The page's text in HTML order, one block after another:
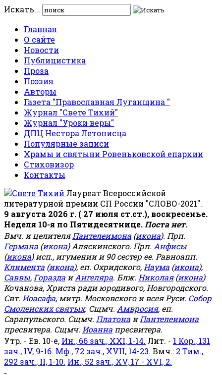
Искать...
Главная
О сайте
Новости
Публицистика
Проза
Поэзия
Авторы
Газета "Православная Луганщина "
Журнал "Свете Тихий"
Журнал "Уроки веры"
ДПЦ Нестора Летописца
Популярные записи
Храмы и святыни Ровеньковской епархии
Стиховизор
Контакты
Лауреат Всероссийской
литературной премии СП России "СЛОВО-2021".
9 августа 2026 г. ( 27 июля ст.ст.), воскресенье.
Неделя 10-я по Пятидесятнице. Поста нет.
Вмч. и целителяПантелеимона (икона). Прп.
Германа (икона) Аляскинского. Прп. Анфисы
(икона) исп., игумении и 90 сестер ее. Равноапп.
Климента (икона), еп. Охридского, Наума (икона),
Саввы, Горазда иАнгеляра. Блж. Николая(икона)
Кочанова, Христа ради юродивого, Новгородского.
Свт. Иоасафа, митр. Московского и всея Руси. Собор
Смоленских святых. Сщмч. Амвросия, еп.
Сарапульского. Сщмч. Платона иПантелеимона
пресвитера. Сщмч. Иоанна пресвитера.
Утр. - Ев. 10-е, Ин., 66 зач., XXI, 1-14. Лит. - 1 Кор., 131
зач., IV, 9-16. Мф., 72 зач., XVII, 14-23. Вмч.: 2 Тим.,
292 зач., II, 1-10. Ин., 52 зач., XV, 17 - XVI, 2.
-